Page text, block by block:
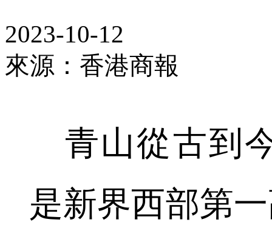
2023-10-12
來源：香港商報
青山從古到
是新界西部第